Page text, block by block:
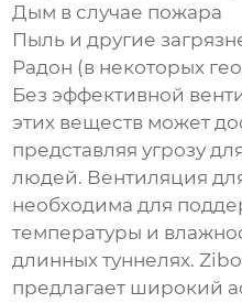
Дым в случае пожара
Пыль и другие
Радон (в некоторых
Без эффективной
этих веществ может
представляя угрозу
людей. Вентиляция
необходима для
температуры и
длинных туннелях.
предлагает широкий